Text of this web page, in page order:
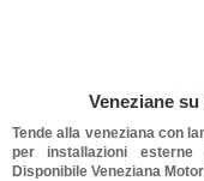
Veneziane
Tende alla veneziana con
per installazioni esterne
Disponibile Veneziana